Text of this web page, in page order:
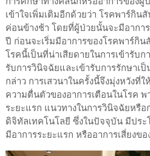
เข้าใจเพิ่มเติมอีกด้วยว่า โรคพาร์กิน
ค่อนข้างช้า โดยที่ผู้ป่วยนั้นจะมีอากา
ปี ก่อนจะเริ่มมีอาการของโรคพาร์กิน
โรคนี้เป็นที่น่าเสียดายในการเข้ารับ
รับการวินิจฉัยและเข้ารับการรักษาเ
กล่าว การเสวนาในครั้งนี้จึงมุ่งหวังที่
ความตื่นตัวของอาการเตือนในโรค
ระยะแรก แนวทางในการวินิจฉัยหรือ
ดิจิทัลเทคโนโลยี ซึ่งในปัจจุบัน มีปร
มีอาการระยะแรก หรืออาการเสี่ยงข